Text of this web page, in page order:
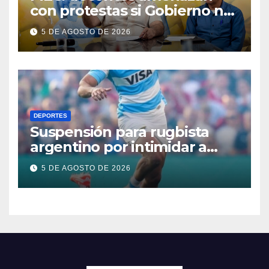
con protestas si Gobierno no
sube cupo de jubilaciones
5 DE AGOSTO DE 2026
DEPORTES
Suspensión para rugbista
argentino por intimidar a
árbitro
5 DE AGOSTO DE 2026